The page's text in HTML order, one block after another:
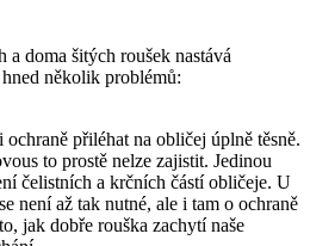
doma šitých roušek nastává
několik problémů:
přiléhat na obličej úplně těsně.
to prostě nelze zajistit. Jedinou
čelistních a krčních částí obličeje. U
není až tak nutné, ale i tam o ochraně
jak dobře rouška zachytí naše